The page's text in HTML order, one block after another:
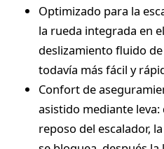
Optimizado para la
la rueda integrada en
deslizamiento fluido
todavía más fácil y
Confort de
asistido mediante
reposo del escalador,